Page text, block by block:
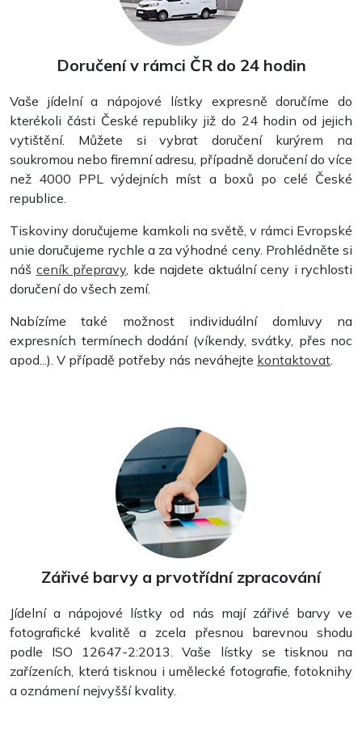
Doručení v rámci ČR do 24 hodin
Vaše jídelní a nápojové lístky expresně doručíme do
kterékoli části České republiky již do 24 hodin od jejich
vytištění. Můžete si vybrat doručení kurýrem na
soukromou nebo firemní adresu, případně doručení do více
než 4000 PPL výdejních míst a boxů po celé České
republice.
Tiskoviny doručujeme kamkoli na světě, v rámci Evropské
unie doručujeme rychle a za výhodné ceny. Prohlédněte si
náš ceník přepravy , kde najdete aktuální ceny i rychlosti
doručení do všech zemí.
Nabízíme také možnost individuální domluvy na
expresních termínech dodání (víkendy, svátky, přes noc
apod...). V případě potřeby nás neváhejte kontaktovat
Zářivé barvy a prvotřídní zpracování
Jídelní a nápojové lístky od nás mají zářivé barvy ve
fotografické kvalitě a zcela přesnou barevnou shodu
podle ISO 12647-2:2013. Vaše lístky se tisknou na
zařízeních, která tisknou i umělecké fotografie, fotoknihy
a oznámení nejvyšší kvality.